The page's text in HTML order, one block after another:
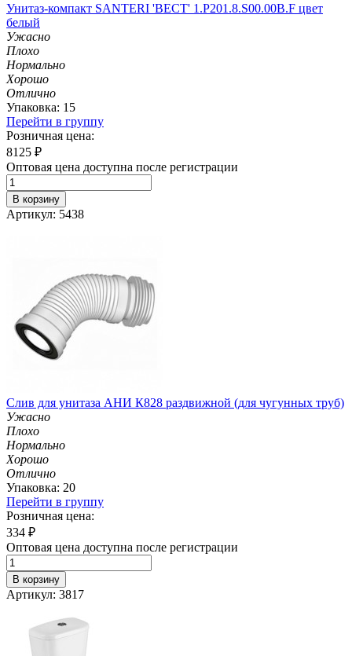
Унитаз-компакт SANTERI 'ВЕСТ' 1.P201.8.S00.00B.F цвет
белый
Ужасно
Плохо
Нормально
Хорошо
Отлично
Упаковка: 15
Перейти в группу
Розничная цена:
8125 ₽
Оптовая цена доступна после регистрации
В корзину
Артикул: 5438
Слив для унитаза АНИ К828 раздвижной (для чугунных труб)
Ужасно
Плохо
Нормально
Хорошо
Отлично
Упаковка: 20
Перейти в группу
Розничная цена:
334 ₽
Оптовая цена доступна после регистрации
В корзину
Артикул: 3817